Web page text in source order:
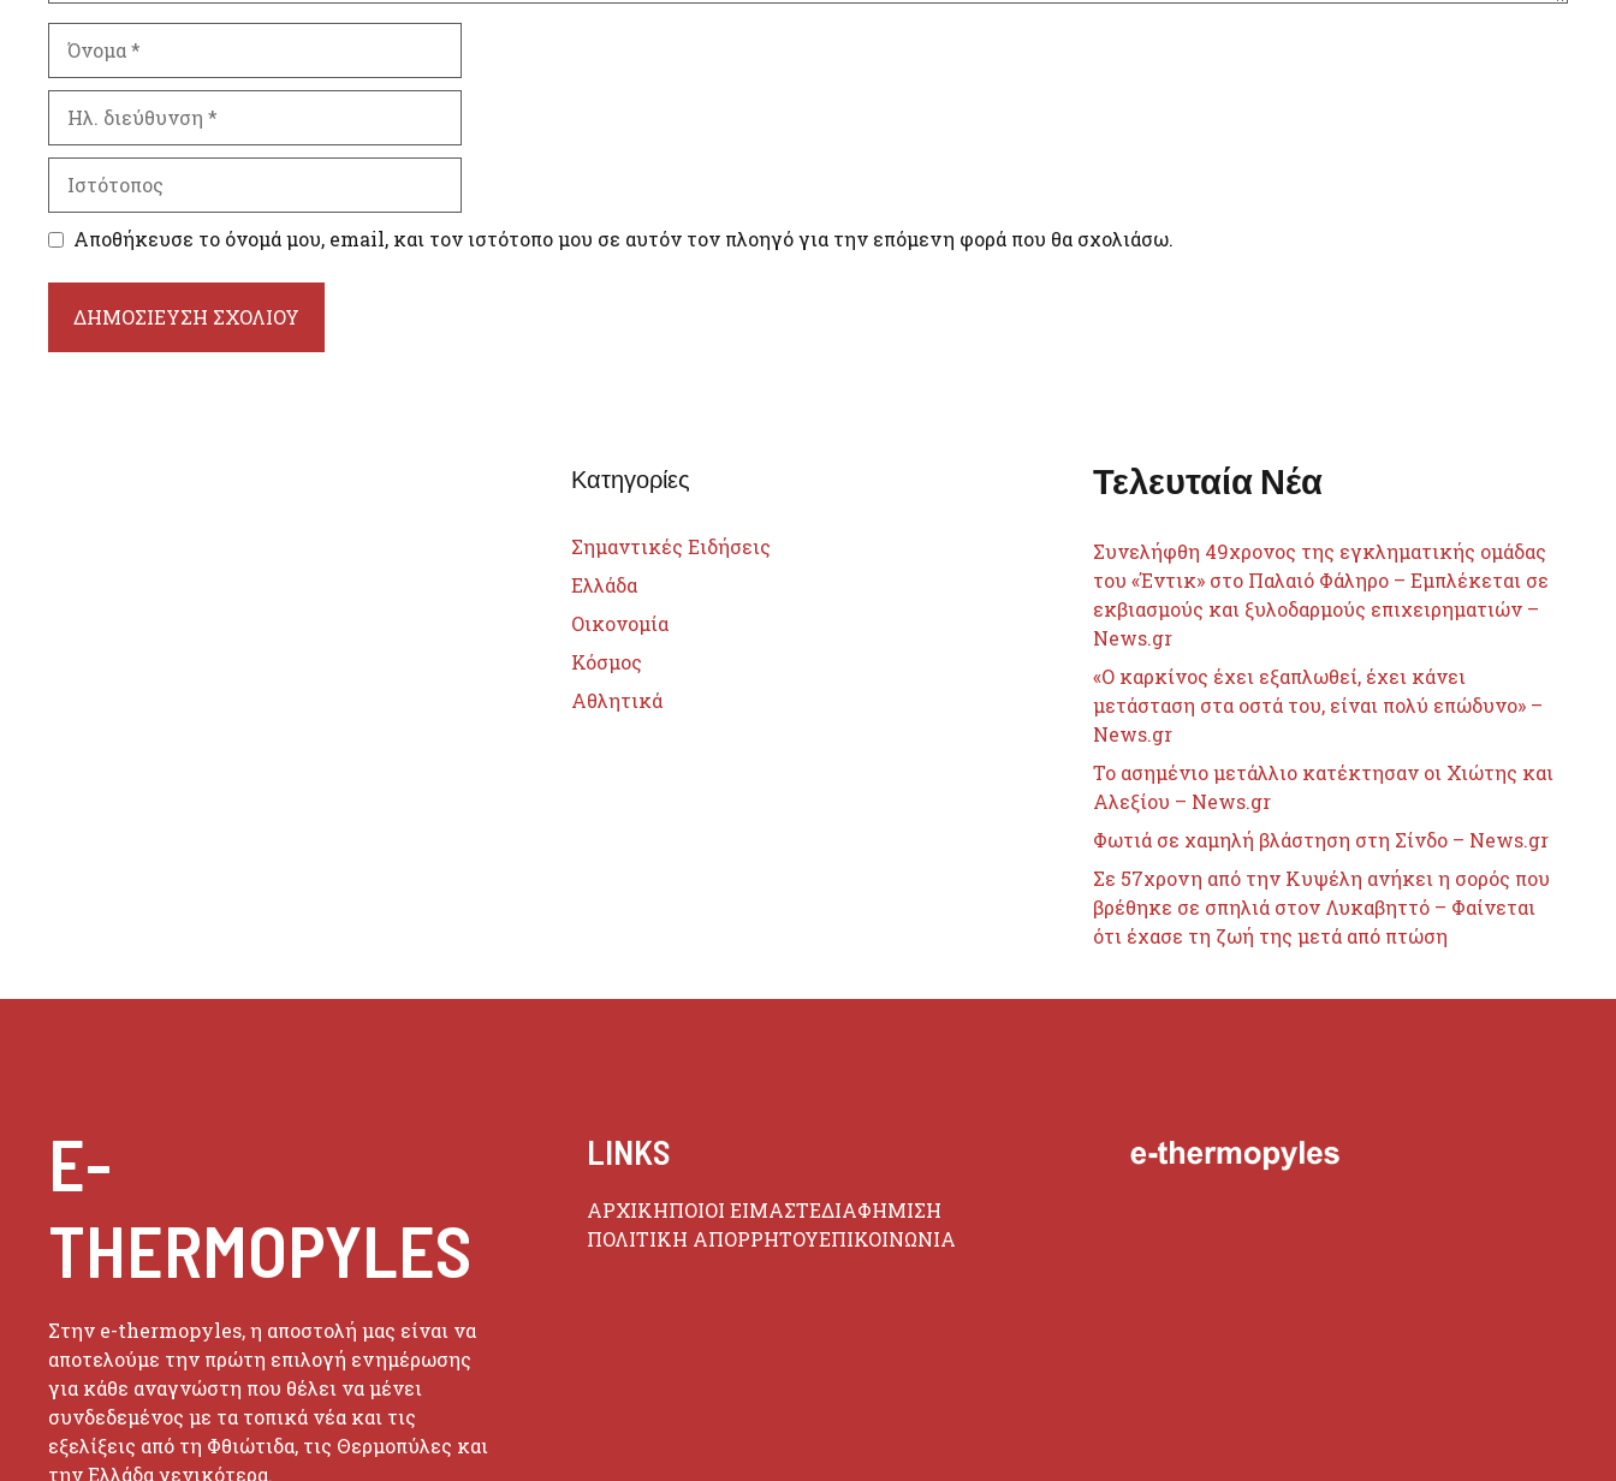
Όνομα
διεύθυνση
Ιστότοπος
Αποθήκευσε το όνομά μου, email, και τον ιστότοπο μου σε αυτόν τον πλοηγό για την επόμενη φορά που θα σχολιάσω.
Κατηγορίες
Σημαντικές Ειδήσεις
Ελλάδα
Οικονομία
Κόσμος
Αθλητικά
Τελευταία Νέα
Συνελήφθη 49χρονος της εγκληματικής ομάδας
του «Έντικ» στο Παλαιό Φάληρο – Εμπλέκεται σε
εκβιασμούς και ξυλοδαρμούς επιχειρηματιών –
News.gr
«Ο καρκίνος έχει εξαπλωθεί, έχει κάνει
μετάσταση στα οστά του, είναι πολύ επώδυνο» –
News.gr
Το ασημένιο μετάλλιο κατέκτησαν οι Χιώτης και
Αλεξίου – News.gr
Φωτιά σε χαμηλή βλάστηση στη Σίνδο – News.gr
Σε 57χρονη από την Κυψέλη ανήκει η σορός που
βρέθηκε σε σπηλιά στον Λυκαβηττό – Φαίνεται
ότι έχασε τη ζωή της μετά από πτώση
E-
THERMOPYLES
Στην e-thermopyles, η αποστολή μας είναι να
αποτελούμε την πρώτη επιλογή ενημέρωσης
για κάθε αναγνώστη που θέλει να μένει
συνδεδεμένος με τα τοπικά νέα και τις
εξελίξεις από τη Φθιώτιδα, τις Θερμοπύλες και
την Ελλάδα γενικότερα.
LINKS
ΑΡΧΙΚΗΠΟΙΟΙ ΕΙΜΑΣΤΕΔΙΑΦΗΜΙΣΗ
ΠΟΛΙΤΙΚΗ ΑΠΟΡΡΗΤΟΥΕΠΙΚΟΙΝΩΝΙΑ